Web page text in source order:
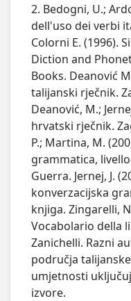
2. Bedogni, U.;
dell'uso dei verbi
Colorni E. (1996).
Diction and
Books. Deanović
talijanski rječnik.
Deanović, M.;
hrvatski rječnik.
P.; Martina, M.
grammatica,
Guerra. Jernej, J.
konverzacijska
knjiga. Zingarelli,
Vocabolario della
Zanichelli. Razni
područja
umjetnosti
izvore.